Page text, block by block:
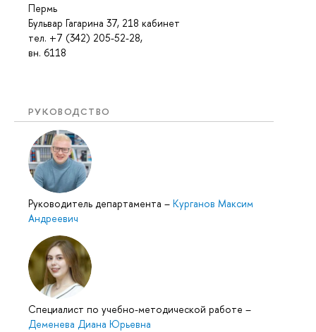
Пермь
Бульвар Гагарина 37, 218 кабинет
тел. +7 (342) 205-52-28,
вн. 6118
РУКОВОДСТВО
Руководитель департамента – Курганов Максим
Андреевич
Специалист по учебно-методической работе –
Деменева Диана Юрьевна